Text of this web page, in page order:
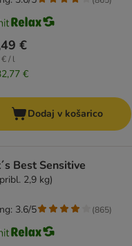
€
/ l
€
Dodaj v košarico
Best Sensitive
2,9 kg)
3.6/5 (865)